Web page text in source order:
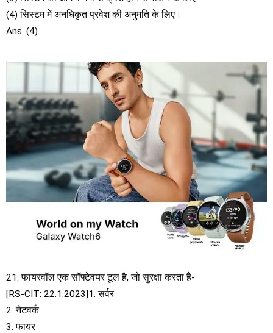
(4) सिस्टम में अनधिकृत प्रवेश की अनुमति के लिए।
Ans. (4)
21. फायरवॉल एक सॉफ्टेवयर टूल है, जो सुरक्षा करता है-
[RS-CIT: 22.1.2023]1. सर्वर
2. नेटवर्क
3. फायर